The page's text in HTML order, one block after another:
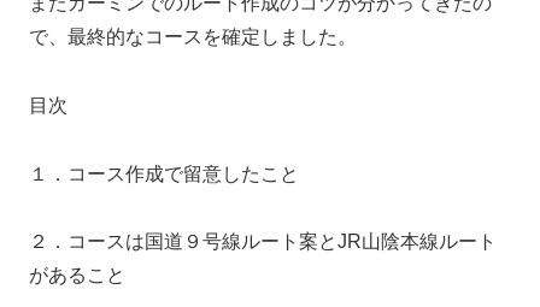
で、最終的なコースを確定しました。
目次
１．コース作成で留意したこと
２．コースは国道９号線ルート案とJR山陰本線ルート
があること